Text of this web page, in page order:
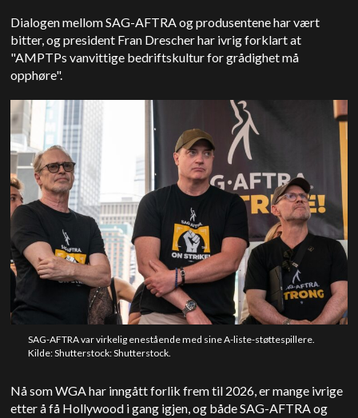
Dialogen mellom SAG-AFTRA og produsentene har vært
bitter, og president Fran Drescher har ivrig forklart at
"AMPTPs vanvittige bedriftskultur for grådighet må
opphøre".
SAG-AFTRA var virkelig enestående med sine A-liste-støttespillere.
Kilde: Shutterstock: Shutterstock.
Nå som WGA har inngått forlik frem til 2026, er mange ivrige
etter å få Hollywood i gang igjen, og både SAG-AFTRA og